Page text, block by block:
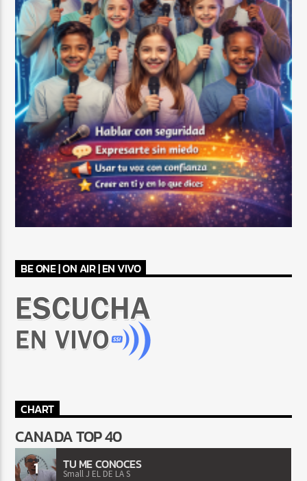
BE ONE | ON AIR | EN VIVO
CHART
CANADA TOP 40
1 TU ME CONOCES
Small J EL DE LA S